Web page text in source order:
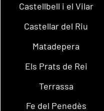
Castellbell i el Vilar
Castellar del Riu
Matadepera
Els Prats de Rei
Terrassa
Fe del Penedès